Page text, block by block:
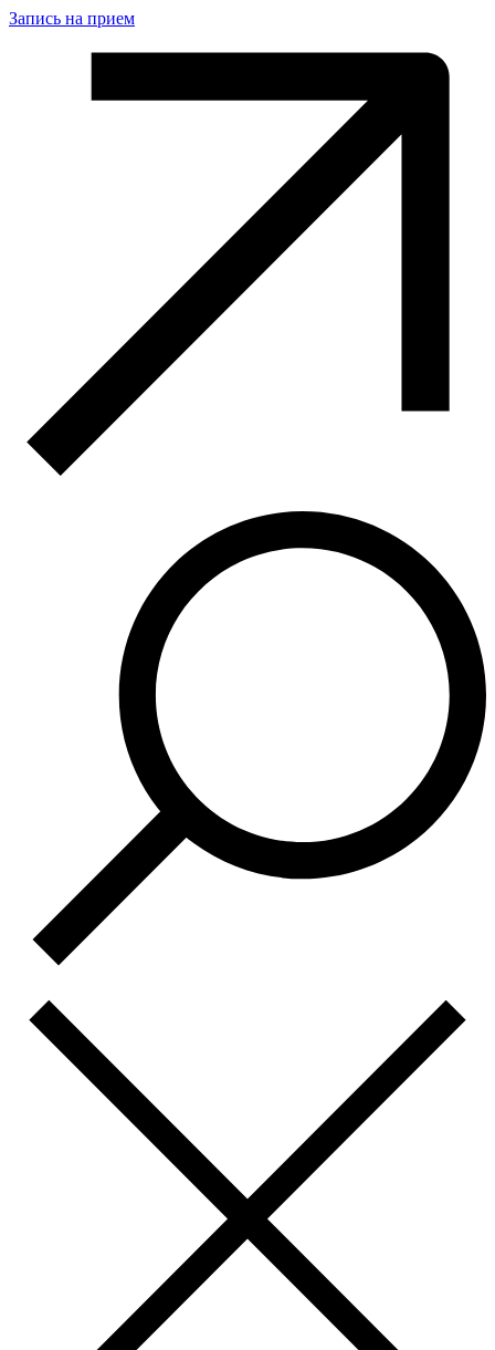
Запись на прием